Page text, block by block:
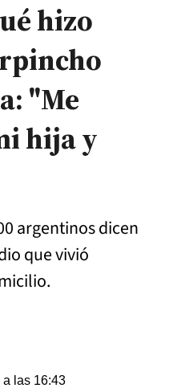
hizo
"Me
hija y
argentinos dicen
que vivió
las 16:43